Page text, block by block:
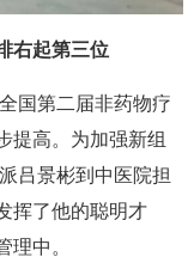
右起第三位
国第二届非药物疗
提高。为加强新组
吕景彬到中医院担
挥了他的聪明才
理中。